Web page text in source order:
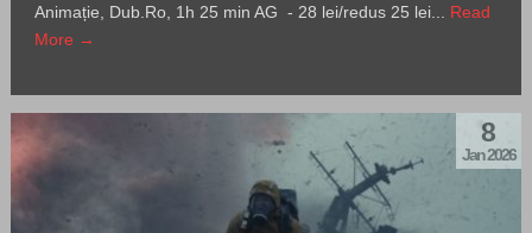
Animație, Dub.Ro, 1h 25 min AG - 28 lei/redus 25 lei... Read
More →
8
Jan 2026